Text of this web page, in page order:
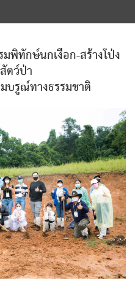
พิทักษ์นกเงือก-สร้างโป่ง
ตว์ป่า
บรูณ์ทางธรรมชาติ